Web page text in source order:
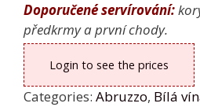
Doporučené servírování:
předkrmy a první chody.
Login to see the prices
Categories: Abruzzo, Bílá